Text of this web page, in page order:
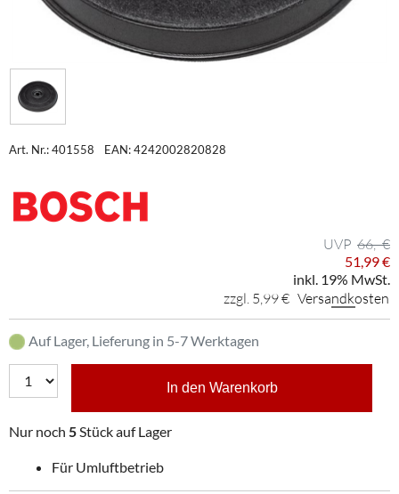
Art. Nr.: 401558 EAN: 4242002820828
66,- €
51,99 €
inkl. 19% MwSt.
zzgl. 5,99 € Versandkosten
Auf Lager, Lieferung in 5-7 Werktagen
In den Warenkorb
Nur noch 5Stück auf Lager
Für Umluftbetrieb